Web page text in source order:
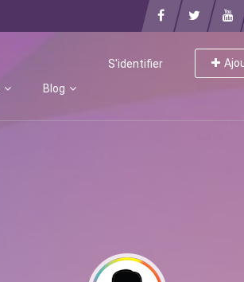
S'identifier
Blog